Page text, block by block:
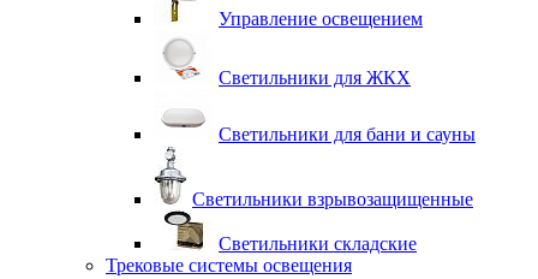
Управление освещением
Светильники для ЖКХ
Светильники для бани и сауны
Светильники взрывозащищенные
Светильники складские
Трековые системы освещения